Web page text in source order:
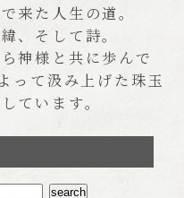
来た人生の道。
、そして詩。
神様と共に歩んで
って汲み上げた珠玉
ています。